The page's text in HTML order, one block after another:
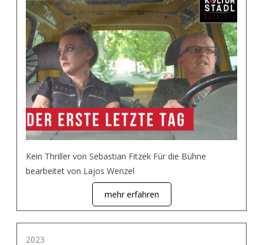
Kein Thriller von Sebastian Fitzek Für die Bühne
bearbeitet von Lajos Wenzel
mehr erfahren
2023